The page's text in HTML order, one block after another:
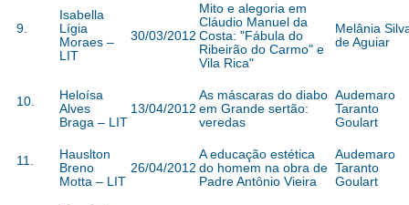
9.
Isabella
Lígia
Moraes –
LIT
30/03/2012
Mito e alegoria em
Cláudio Manuel da
Costa: "Fábula do
Ribeirão do Carmo" e
Vila Rica"
Melânia
de Aguiar
10.
Heloísa
Alves
Braga – LIT
13/04/2012
As máscaras do diabo
em Grande sertão:
veredas
Audemaro
Taranto
Goulart
11.
Hauslton
Breno
Motta – LIT
26/04/2012
A educação estética
do homem na obra de
Padre Antônio Vieira
Audemaro
Taranto
Goulart